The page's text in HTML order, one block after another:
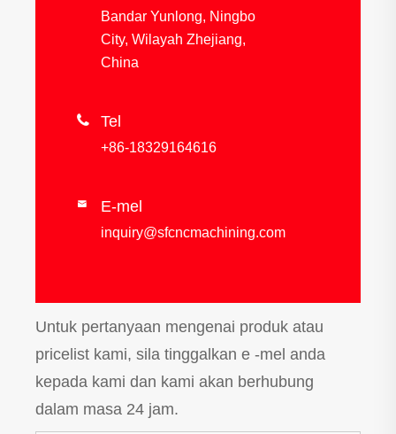
Bandar Yunlong, Ningbo
City, Wilayah Zhejiang,
China
 Tel
+86-18329164616
 E-mel
inquiry@sfcncmachining.com
Untuk pertanyaan mengenai produk atau
pricelist kami, sila tinggalkan e -mel anda
kepada kami dan kami akan berhubung
dalam masa 24 jam.